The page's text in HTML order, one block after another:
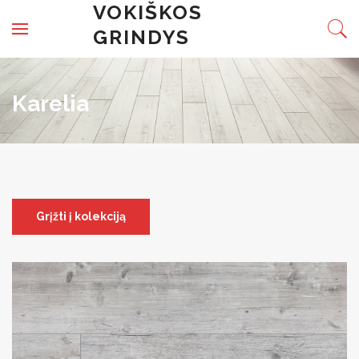
VOKIŠKOS
GRINDYS
Karelia
Grįžti į kolekciją